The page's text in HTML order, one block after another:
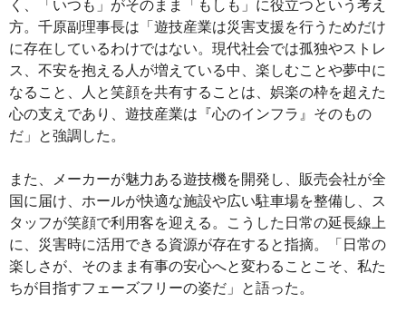
く、「いつも」がそのまま「もしも」に役立つという考え
方。千原副理事長は「遊技産業は災害支援を行うためだけ
に存在しているわけではない。現代社会では孤独やストレ
ス、不安を抱える人が増えている中、楽しむことや夢中に
なること、人と笑顔を共有することは、娯楽の枠を超えた
心の支えであり、遊技産業は『心のインフラ』そのもの
だ」と強調した。
また、メーカーが魅力ある遊技機を開発し、販売会社が全
国に届け、ホールが快適な施設や広い駐車場を整備し、ス
タッフが笑顔で利用客を迎える。こうした日常の延長線上
に、災害時に活用できる資源が存在すると指摘。「日常の
楽しさが、そのまま有事の安心へと変わることこそ、私た
ちが目指すフェーズフリーの姿だ」と語った。